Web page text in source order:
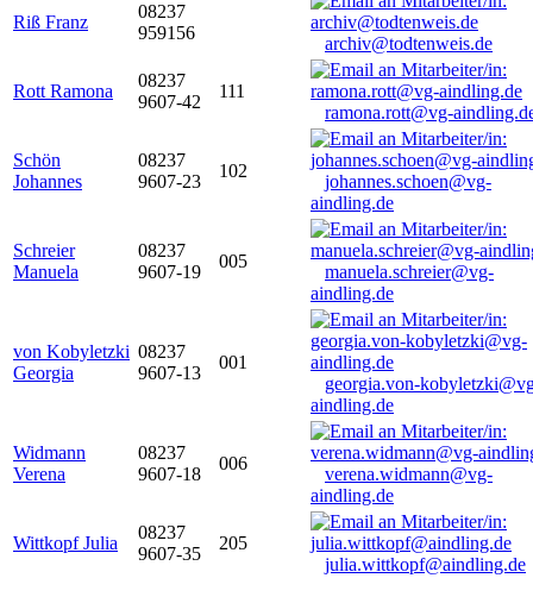
Riß Franz
08237
959156
archiv@todtenweis.de
Rott Ramona
08237
9607-42
111
ramona.rott@vg-
Schön
Johannes
08237
9607-23
102
johannes.schoen@vg-
aindling.de
Schreier
Manuela
08237
9607-19
005
manuela.schreier@vg-
aindling.de
von Kobyletzki
Georgia
08237
9607-13
001
georgia.von-
aindling.de
Widmann
Verena
08237
9607-18
006
verena.widmann@vg-
aindling.de
Wittkopf Julia
08237
9607-35
205
julia.wittkopf@aindling.de